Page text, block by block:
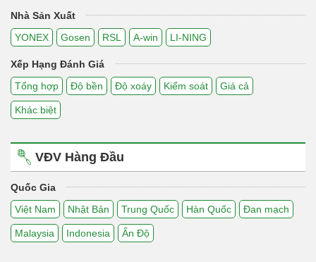
Nhà Sản Xuất
YONEX
Gosen RSL A-win LI-NING
Xếp Hạng Đánh Giá
Tổng hợp
Độ bền Độ xoáy Kiểm soát Giá cả
Khác biệt
VĐV Hàng Đầu
Quốc Gia
Việt Nam
Nhật Bản Trung Quốc Hàn Quốc Đan mạch
Malaysia Indonesia Ấn Độ